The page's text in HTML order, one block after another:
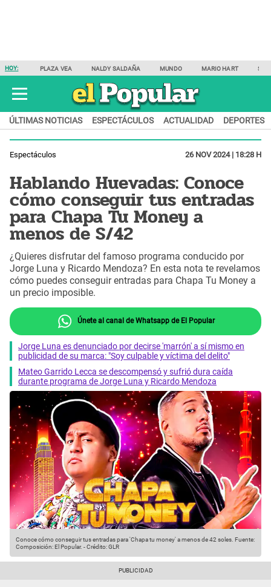
HOY: PLAZA VEA NALDY SALDAÑA MUNDO MARIO HART
ÚLTIMAS NOTICIAS ESPECTÁCULOS ACTUALIDAD DEPORTES
Espectáculos 26 NOV 2024 | 18:28 H
Hablando Huevadas: Conoce
cómo conseguir tus entradas
para Chapa Tu Money a
menos de S/42
¿Quieres disfrutar del famoso programa conducido por
Jorge Luna y Ricardo Mendoza? En esta nota te revelamos
cómo puedes conseguir entradas para Chapa Tu Money a
un precio imposible.
Únete al canal de Whatsapp de El Popular
Jorge Luna es denunciado por decirse 'marrón' a sí mismo en
publicidad de su marca: "Soy culpable y víctima del delito"
Mateo Garrido Lecca se descompensó y sufrió dura caída
durante programa de Jorge Luna y Ricardo Mendoza
Conoce cómo conseguir tus entradas para 'Chapa tu money' a menos de 42 soles. Fuente:
Composición: El Popular. -Crédito: GLR